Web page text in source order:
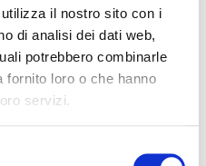
il nostro sito con i
di analisi dei dati web,
potrebbero combinarle
fornito loro o che hanno
servizi.
2026 (dati